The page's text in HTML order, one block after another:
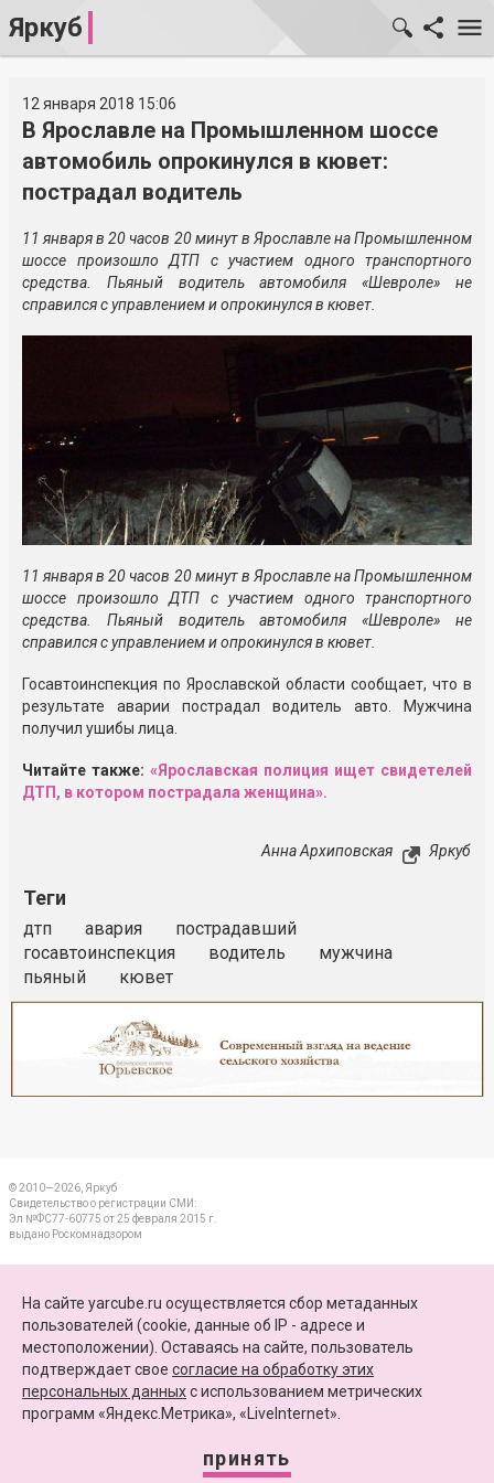
Яркуб
12 января 2018 15:06
В Ярославле на Промышленном шоссе
автомобиль опрокинулся в кювет:
пострадал водитель
11 января в 20 часов 20 минут в Ярославле на Промышленном
шоссе произошло ДТП с участием одного транспортного
средства. Пьяный водитель автомобиля «Шевроле» не
справился с управлением и опрокинулся в кювет.
11 января в 20 часов 20 минут в Ярославле на Промышленном
шоссе произошло ДТП с участием одного транспортного
средства. Пьяный водитель автомобиля «Шевроле» не
справился с управлением и опрокинулся в кювет.
Госавтоинспекция по Ярославской области сообщает, что в
результате аварии пострадал водитель авто. Мужчина
получил ушибы лица.
Читайте также: «Ярославская полиция ищет свидетелей
ДТП, в котором пострадала женщина».
Анна Архиповская Яркуб
Теги
дтп авария
пострадавший
госавтоинспекция
водитель
мужчина
пьяный
кювет
© 2010—2026, Яркуб
Свидетельство о регистрации СМИ:
Эл №ФС77-60775 от 25 февраля 2015 г.
выдано Роскомнадзором
ПАРТНЕРЫ
КАРТА САЙТА
+7 (4852) 64-15-52
Сайт функционирует при финансовой поддержке Министерства цифрового развития,
связи и массовых коммуникаций Российской Федерации
На сайте yarcube.ru осуществляется сбор метаданных
пользователей (cookie, данные об IP - адресе и
местоположении). Оставаясь на сайте, пользователь
подтверждает свое согласие на обработку этих
персональных данныхc использованием метрических
программ «Яндекс.Метрика», «LiveInternet».
принять